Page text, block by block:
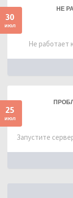
30
июл
НЕ
Не работает
25
июл
Запустите